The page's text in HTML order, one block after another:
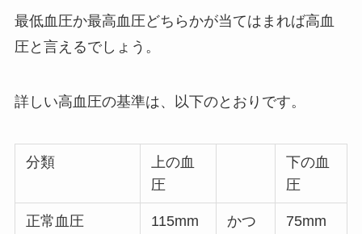
最低血圧か最高血圧どちらかが当てはまれば高血
圧と言えるでしょう。
詳しい高血圧の基準は、以下のとおりです。
分類
上の血
圧
下の血
圧
正常血圧
115mm
かつ
75mm